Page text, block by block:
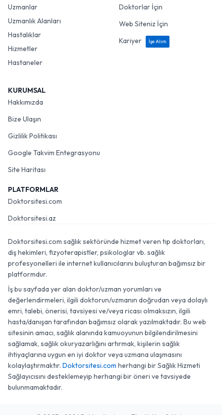
Uzmanlar
Uzmanlık Alanları
Hastalıklar
Hizmetler
Hastaneler
Doktorlar İçin
Web Siteniz İçin
Kariyer
İşe Alım
KURUMSAL
Hakkımızda
Bize Ulaşın
Gizlilik Politikası
Google Takvim Entegrasyonu
Site Haritası
PLATFORMLAR
Doktorsitesi.com
Doktorsitesi.az
Doktorsitesi.com sağlık sektöründe hizmet veren tıp doktorları,
diş hekimleri, fizyoterapistler, psikologlar vb. sağlık
profesyonelleri ile internet kullanıcılarını buluşturan bağımsız bir
platformdur.
İş bu sayfada yer alan doktor/uzman yorumları ve
değerlendirmeleri, ilgili doktorun/uzmanın doğrudan veya dolaylı
emri, talebi, önerisi, tavsiyesi ve/veya ricası olmaksızın, ilgili
hasta/danışan tarafından bağımsız olarak yazılmaktadır. Bu web
sitesinin amacı, sağlık alanında kamuoyunun bilgilendirilmesini
sağlamak, sağlık okuryazarlığını artırmak, kişilerin sağlık
ihtiyaçlarına uygun en iyi doktor veya uzmana ulaşmasını
kolaylaştırmaktır. Doktorsitesi.com herhangi bir Sağlık Hizmeti
Sağlayıcısını desteklemeyip herhangi bir öneri ve tavsiyede
bulunmamaktadır.